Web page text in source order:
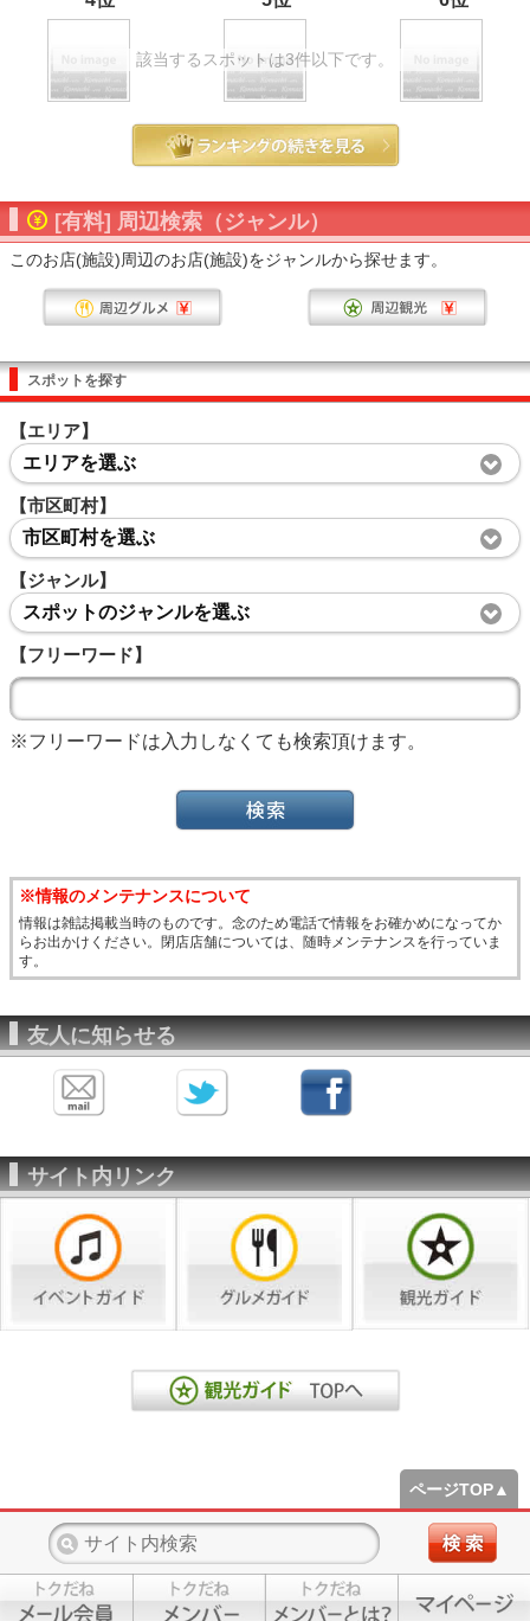
該当するスポットは3件以下です。
[有料] 周辺検索（ジャンル）
このお店(施設)周辺のお店(施設)をジャンルから探せます。
スポットを探す
【エリア】
エリアを選ぶ
【市区町村】
市区町村を選ぶ
【ジャンル】
スポットのジャンルを選ぶ
【フリーワード】
※フリーワードは入力しなくても検索頂けます。
※情報のメンテナンスについて
情報は雑誌掲載当時のものです。念のため電話で情報をお確かめになってか
らお出かけください。閉店店舗については、随時メンテナンスを行っていま
す。
友人に知らせる
サイト内リンク
ページTOP▲